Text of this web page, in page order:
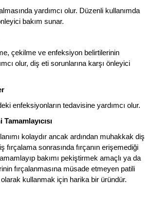
yardımcı olur. Düzenli kullanımda
bakım sunar.
çekilme ve enfeksiyon belirtilerinin
olur, diş eti sorunlarına karşı önleyici
enfeksiyonların tedavisine yardımcı olur.
kolaydır ancak ardından muhakkak diş
fırçalama sonrasında fırçanın erişemediği
bakımı pekiştirmek amaçlı ya da
fırçalanmasına müsade etmeyen patili
kullanmak için harika bir üründür.